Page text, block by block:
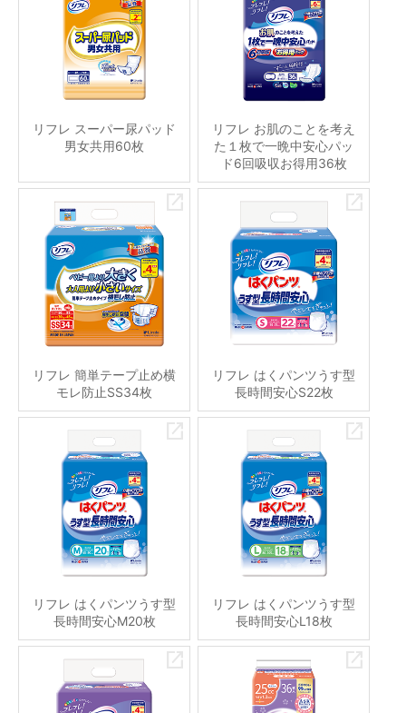
リフレ スーパー尿パッド
男女共用60枚
リフレ お肌のことを考え
た１枚で一晩中安心パッ
ド6回吸収お得用36枚
リフレ 簡単テープ止め横
モレ防止SS34枚
リフレ はくパンツうす型
長時間安心S22枚
リフレ はくパンツうす型
長時間安心M20枚
リフレ はくパンツうす型
長時間安心L18枚